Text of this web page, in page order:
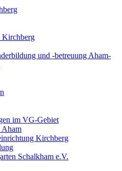
Kirchberg
und -betreuung Aham-
im VG-Gebiet
Aham
Kirchberg
Schalkham e.V.